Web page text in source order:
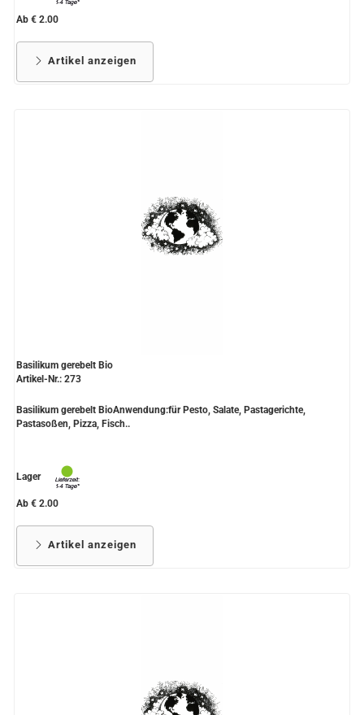
Ab € 2.00
Artikel anzeigen
Basilikum gerebelt Bio
Artikel-Nr.: 273
Basilikum gerebelt BioAnwendung:für Pesto, Salate, Pastagerichte,
Pastasoßen, Pizza, Fisch..
Lager
Ab € 2.00
Artikel anzeigen